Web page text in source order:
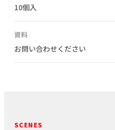
10個入
資料
お問い合わせください
SCENES